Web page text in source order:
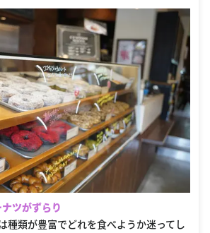
ツがずらり
種類が豊富でどれを食べようか迷ってし